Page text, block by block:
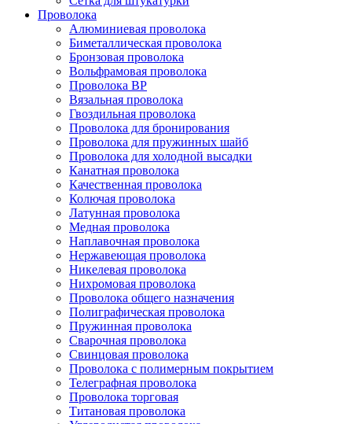
Проволока
Алюминиевая проволока
Биметаллическая проволока
Бронзовая проволока
Вольфрамовая проволока
Проволока ВР
Вязальная проволока
Гвоздильная проволока
Проволока для бронирования
Проволока для пружинных шайб
Проволока для холодной высадки
Канатная проволока
Качественная проволока
Колючая проволока
Латунная проволока
Медная проволока
Наплавочная проволока
Нержавеющая проволока
Никелевая проволока
Нихромовая проволока
Проволока общего назначения
Полиграфическая проволока
Пружинная проволока
Сварочная проволока
Свинцовая проволока
Проволока с полимерным покрытием
Телеграфная проволока
Проволока торговая
Титановая проволока